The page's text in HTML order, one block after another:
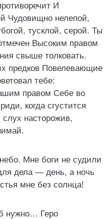
И
Чудовищно нелепой,
тусклой, серой. Ты
Высоким правом
свыше толковать.
предков Повелевающие
тебе:
правом Себе во
когда сгустится
насторожив,
Мне боги не судили
дела — день, а ночь
мне без солнца!
нужно… Геро